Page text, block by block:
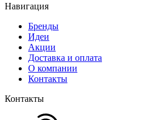
Навигация
Бренды
Идеи
Акции
Доставка и оплата
О компании
Контакты
Контакты